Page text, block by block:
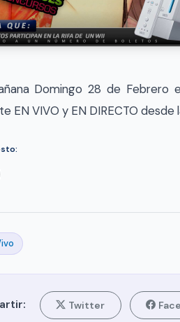
Domingo 28 de Febrero
EN VIVO y EN DIRECTO
Twitter